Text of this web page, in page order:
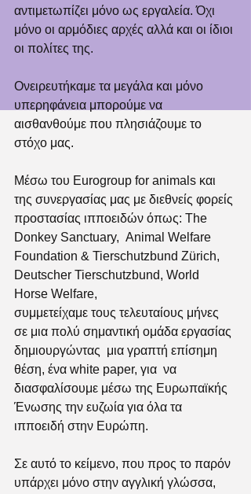
αντιμετωπίζει μόνο ως εργαλεία. Όχι
μόνο οι αρμόδιες αρχές αλλά και οι ίδιοι
οι πολίτες της.
Ονειρευτήκαμε τα μεγάλα και μόνο
υπερηφάνεια μπορούμε να
αισθανθούμε που πλησιάζουμε το
στόχο μας.
Μέσω του Eurogroup for animals και
της συνεργασίας μας με διεθνείς φορείς
προστασίας ιπποειδών όπως: The
Donkey Sanctuary,  Animal Welfare
Foundation & Tierschutzbund Zürich,
Deutscher Tierschutzbund, World
Horse Welfare,
συμμετείχαμε τους τελευταίους μήνες
σε μια πολύ σημαντική ομάδα εργασίας
δημιουργώντας  μια γραπτή επίσημη
θέση, ένα white paper, για  να
διασφαλίσουμε μέσω της Ευρωπαϊκής
Ένωσης την ευζωία για όλα τα
ιπποειδή στην Ευρώπη.
Σε αυτό το κείμενο, που προς το παρόν
υπάρχει μόνο στην αγγλική γλώσσα,